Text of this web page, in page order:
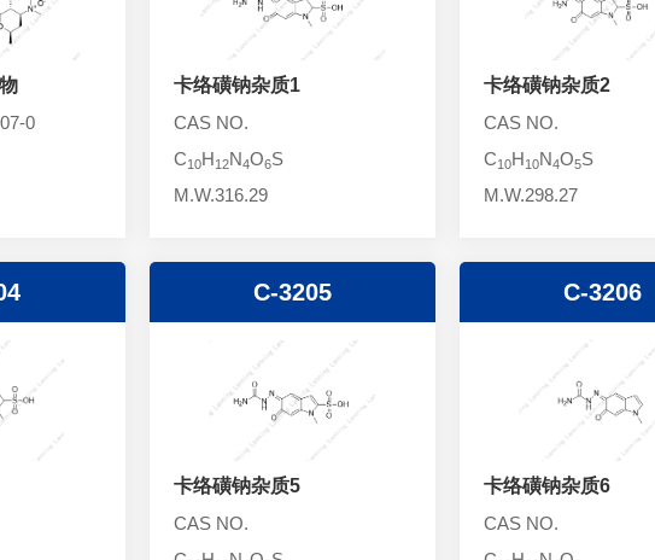
0
卡络磺钠杂质1
CAS NO.
C10H12N4O6S
M.W.316.29
卡络磺钠杂质2
CAS NO.
C10H10N4O5S
M.W.298.27
C-3205
卡络磺钠杂质5
CAS NO.
C-3206
卡络磺钠杂质6
CAS NO.